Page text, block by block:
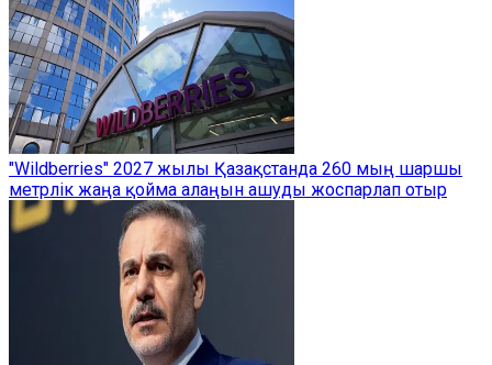
"Wildberries" 2027 жылы Қазақстанда 260 мың шаршы
метрлік жаңа қойма алаңын ашуды жоспарлап отыр